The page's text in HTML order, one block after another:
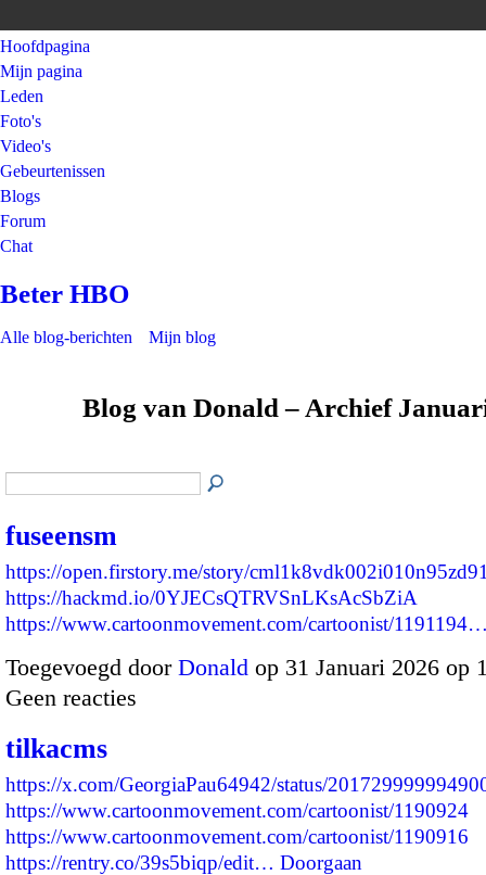
Hoofdpagina
Mijn pagina
Leden
Foto's
Video's
Gebeurtenissen
Blogs
Forum
Chat
Beter HBO
Alle blog-berichten Mijn blog
Blog van Donald – Archief
fuseensm
https://open.firstory.me/story/
https://hackmd.io/0YJECsQTRVSnLKsAcSbZiA
https://www.cartoonmovement.com/cartoonist/
Toegevoegd door Donald op 31 Januari 2026 op
Geen reacties
tilkacms
https://x.com/GeorgiaPau64942/status/
https://www.cartoonmovement.com/cartoonist/1190924
https://www.cartoonmovement.com/cartoonist/1190916
https://rentry.co/39s5biqp/edit… Doorgaan